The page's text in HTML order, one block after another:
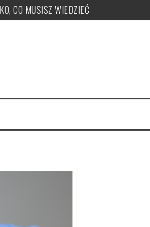
CO MUSISZ WIEDZIEĆ
musisz wiedzieć! PUŁAPKI!
jak je nadawać?
ryczałt w tym roku?